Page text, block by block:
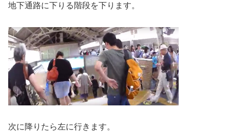
地下通路に下りる階段を下ります。
次に降りたら左に行きます。